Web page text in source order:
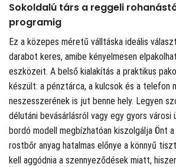
Sokoldalú társ a reggeli
programig
Ez a közepes méretű válltáska ideális
darabot keres, amibe kényelmesen
eszközeit. A belső kialakítás a praktikus
készült: a pénztárca, a kulcsok és a telefon
neszesszerének is jut benne hely. Legyen
délutáni bevásárlásról vagy egy gyors városi
bordó modell megbízhatóan kiszolgálja Önt
rostbőr anyag hatalmas előnye a könnyű
kell aggódnia a szennyeződések miatt,